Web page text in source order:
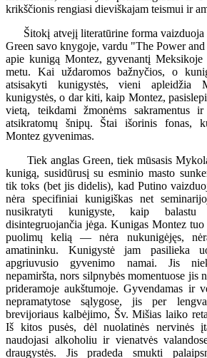
krikščionis rengiasi dieviškajam teismui ir
Šitokį atvejį literatūrine forma vaizduoja
Green savo knygoje, vardu "The Power
apie kunigą Montez, gyvenantį
metu. Kai uždaromos bažnyčios, o
atsisakyti kunigystės, vieni apleidžia
kunigystės, o dar kiti, kaip Montez,
vietą, teikdami žmonėms sakramentus
atsikratomų šnipų. Štai išorinis fonas,
Montez gyvenimas.
Tiek anglas Green, tiek mūsasis
kunigą, susidūrusį su esminio masto
tik toks (bet jis didelis), kad Putino
nėra specifiniai kunigiškas net
nusikratyti kunigyste, kaip
disintegruojančia jėga. Kunigas Montez
puolimų kelią — nėra nukunigėjęs,
amatininku. Kunigystė jam pasilieka
apgriuvusio gyvenimo namai. Jis
nepamiršta, nors silpnybės momentuose jis
prideramoje aukštumoje. Gyvendamas ir
nepramatytose sąlygose, jis per
brevijoriaus kalbėjimo, Šv. Mišias laiko
Iš kitos pusės, dėl nuolatinės nervinės
naudojasi alkoholiu ir vienatvės
draugystės. Jis pradeda smukti